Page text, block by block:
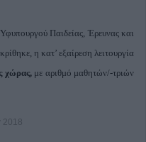
Παιδείας, Έρευνας και
η κατ’ εξαίρεση λειτουργία
χώρας,με αριθμό μαθητών/-τριών
2018